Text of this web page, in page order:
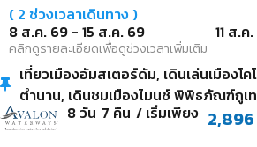
( 2 ช่วงเวลาเดินทาง )
8 ส.ค. 69 -15 ส.ค. 69 11 ส.ค
คลิกดูรายละเอียดเพื่อดูช่วงเวลาเพิ่มเติม
เที่ยวเมืองอัมสเตอร์ดัม, เดินเล่นเมืองโ
ตำนาน, เดินชมเมืองไมนซ์ พิพิธภัณฑ์กูเ
8วัน 7 คืน / เริ่มเพียง 2,896